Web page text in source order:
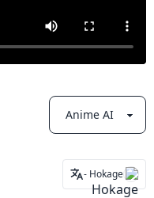
Hokage -